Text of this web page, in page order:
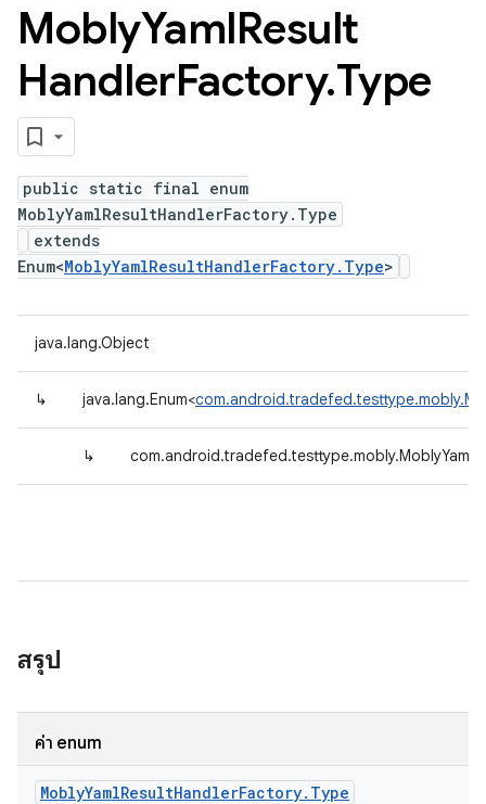
MoblyYamlResult
HandlerFactory.Type
public static final enum
MoblyYamlResultHandlerFactory.Type
extends
Enum<MoblyYamlResultHandlerFactory.Type>
java.lang.Object
↳ java.lang.Enum<
↳
สรุป
ค่า enum
MoblyYamlResultHandlerFactory. Type